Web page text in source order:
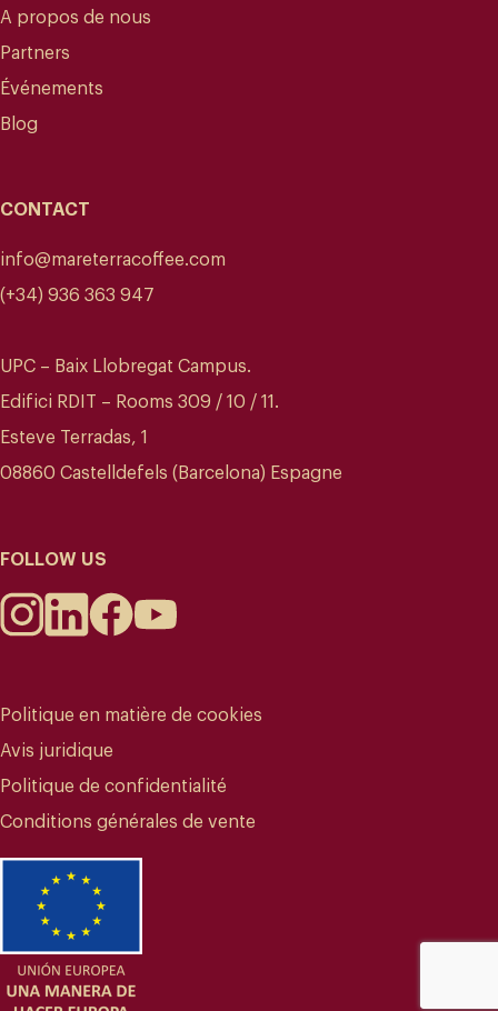
A propos de nous
Partners
Événements
Blog
CONTACT
info@mareterracoffee.com
(+34) 936 363 947
UPC – Baix Llobregat Campus.
Edifici RDIT – Rooms 309 / 10 / 11.
Esteve Terradas, 1
08860 Castelldefels (Barcelona) Espagne
FOLLOW US
Politique en matière de cookies
Avis juridique
Politique de confidentialité
Conditions générales de vente